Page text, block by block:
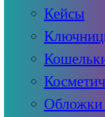
Кейсы
Обложки